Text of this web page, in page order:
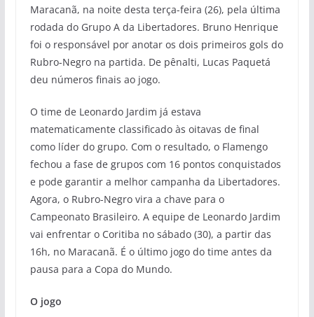
Maracanã, na noite desta terça-feira (26), pela última
rodada do Grupo A da Libertadores. Bruno Henrique
foi o responsável por anotar os dois primeiros gols do
Rubro-Negro na partida. De pênalti, Lucas Paquetá
deu números finais ao jogo.
O time de Leonardo Jardim já estava
matematicamente classificado às oitavas de final
como líder do grupo. Com o resultado, o Flamengo
fechou a fase de grupos com 16 pontos conquistados
e pode garantir a melhor campanha da Libertadores.
Agora, o Rubro-Negro vira a chave para o
Campeonato Brasileiro. A equipe de Leonardo Jardim
vai enfrentar o Coritiba no sábado (30), a partir das
16h, no Maracanã. É o último jogo do time antes da
pausa para a Copa do Mundo.
O jogo